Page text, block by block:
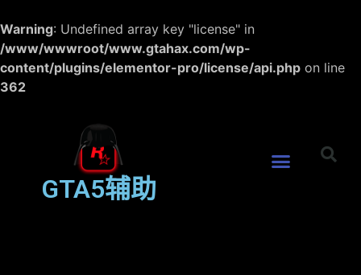
Warning: Undefined array key "license" in
/www/wwwroot/www.gtahax.com/wp-
content/plugins/elementor-pro/license/api.php on line
362
GTA5辅助